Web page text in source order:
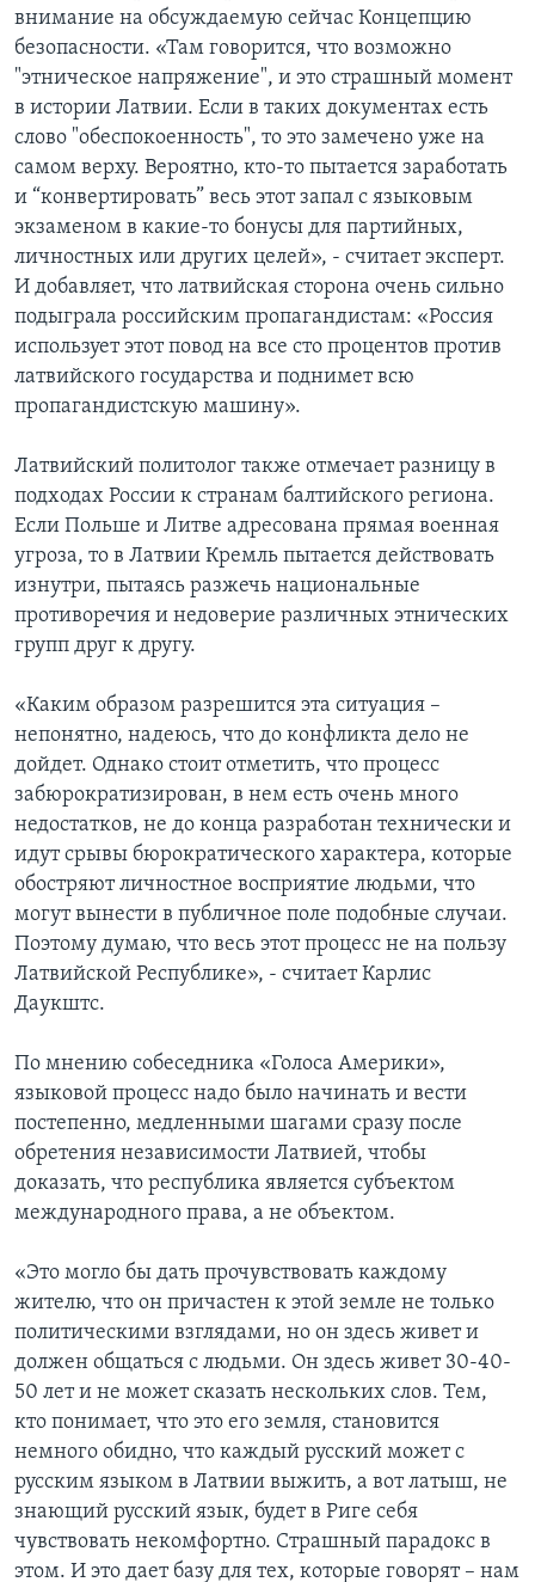
внимание на обсуждаемую сейчас Концепцию
безопасности. «Там говорится, что возможно
"этническое напряжение", и это страшный момент
в истории Латвии. Если в таких документах есть
слово "обеспокоенность", то это замечено уже на
самом верху. Вероятно, кто-то пытается заработать
и “конвертировать” весь этот запал с языковым
экзаменом в какие-то бонусы для партийных,
личностных или других целей», - считает эксперт.
И добавляет, что латвийская сторона очень сильно
подыграла российским пропагандистам: «Россия
использует этот повод на все сто процентов против
латвийского государства и поднимет всю
пропагандистскую машину».
Латвийский политолог также отмечает разницу в
подходах России к странам балтийского региона.
Если Польше и Литве адресована прямая военная
угроза, то в Латвии Кремль пытается действовать
изнутри, пытаясь разжечь национальные
противоречия и недоверие различных этнических
групп друг к другу.
«Каким образом разрешится эта ситуация –
непонятно, надеюсь, что до конфликта дело не
дойдет. Однако стоит отметить, что процесс
забюрократизирован, в нем есть очень много
недостатков, не до конца разработан технически и
идут срывы бюрократического характера, которые
обостряют личностное восприятие людьми, что
могут вынести в публичное поле подобные случаи.
Поэтому думаю, что весь этот процесс не на пользу
Латвийской Республике», - считает Карлис
Даукштс.
По мнению собеседника «Голоса Америки»,
языковой процесс надо было начинать и вести
постепенно, медленными шагами сразу после
обретения независимости Латвией, чтобы
доказать, что республика является субъектом
международного права, а не объектом.
«Это могло бы дать прочувствовать каждому
жителю, что он причастен к этой земле не только
политическими взглядами, но он здесь живет и
должен общаться с людьми. Он здесь живет 30-40-
50 лет и не может сказать нескольких слов. Тем,
кто понимает, что это его земля, становится
немного обидно, что каждый русский может с
русским языком в Латвии выжить, а вот латыш, не
знающий русский язык, будет в Риге себя
чувствовать некомфортно. Страшный парадокс в
этом. И это дает базу для тех, которые говорят – нам